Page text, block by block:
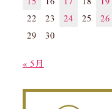
22
23 24 25 26
29
30
« 5月